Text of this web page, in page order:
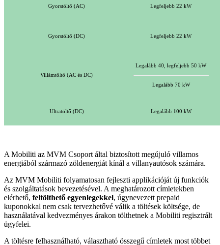
Gyorstöltő (AC) Legfeljebb 22 kW
Gyorstöltő (DC) Legfeljebb 22 kW
Villámtöltő (AC és DC)
Legalább 40, legfeljebb 50 kW
Legalább 70 kW
Ultratöltő (DC) Legalább 100 kW
A Mobiliti az MVM Csoport által biztosított megújuló villamos
energiából származó zöldenergiát kínál a villanyautósok számára.
Az MVM Mobiliti folyamatosan fejleszti applikációját új funkciók
és szolgáltatások bevezetésével. A meghatározott címletekben
elérhető, feltölthető egyenlegekkel, úgynevezett prepaid
kuponokkal nem csak tervezhetővé válik a töltések költsége, de
használatával kedvezményes árakon tölthetnek a Mobiliti regisztrált
ügyfelei.
A töltésre felhasználható, választható összegű címletek most többet